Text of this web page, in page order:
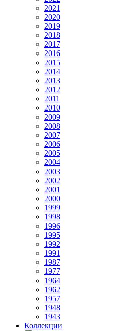
2021
2020
2019
2018
2017
2016
2015
2014
2013
2012
2011
2010
2009
2008
2007
2006
2005
2004
2003
2002
2001
2000
1999
1998
1996
1995
1992
1991
1987
1977
1964
1962
1957
1948
1943
Коллекции